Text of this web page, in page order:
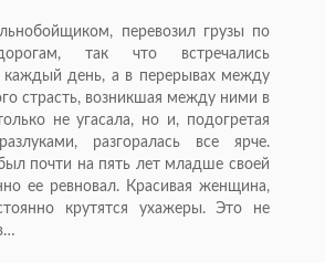
перевозил грузы по
так что встречались
день, а в перерывах между
страсть, возникшая между ними в
не угасала, но и, подогретая
разгоралась все ярче.
почти на пять лет младше своей
ее ревновал. Красивая женщина,
крутятся ухажеры. Это не